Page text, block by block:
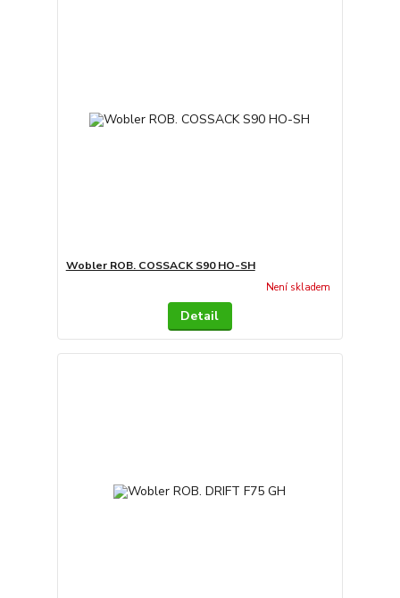
Wobler ROB. COSSACK S90 HO-SH
Není skladem
Detail